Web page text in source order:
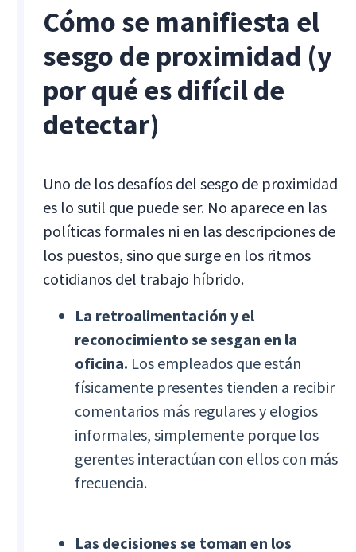
Cómo se manifiesta el
sesgo de proximidad (y
por qué es difícil de
detectar)
Uno de los desafíos del sesgo de proximidad
es lo sutil que puede ser. No aparece en las
políticas formales ni en las descripciones de
los puestos, sino que surge en los ritmos
cotidianos del trabajo híbrido.
La retroalimentación y el
reconocimiento se sesgan en la
oficina. Los empleados que están
físicamente presentes tienden a recibir
comentarios más regulares y elogios
informales, simplemente porque los
gerentes interactúan con ellos con más
frecuencia.
Las decisiones se toman en los